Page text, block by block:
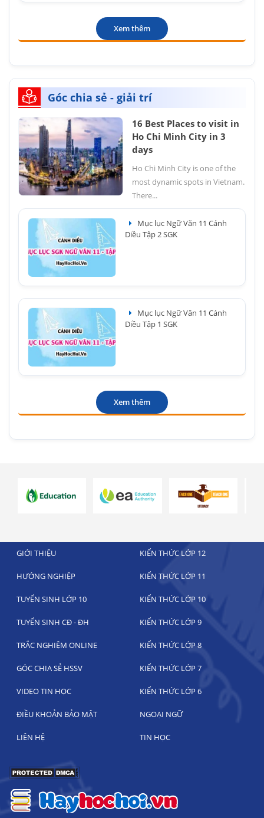
Xem thêm
Góc chia sẻ - giải trí
16 Best Places to visit in
Ho Chi Minh City in 3
days
Ho Chi Minh City is one of the
most dynamic spots in Vietnam.
There...
Mục lục Ngữ Văn 11 Cánh
Diều Tập 2 SGK
Mục lục Ngữ Văn 11 Cánh
Diều Tập 1 SGK
Xem thêm
GIỚI THIỆU KIẾN THỨC LỚP 12
HƯỚNG NGHIỆP KIẾN THỨC LỚP 11
TUYỂN SINH LỚP 10 KIẾN THỨC LỚP 10
TUYỂN SINH CĐ - ĐH KIẾN THỨC LỚP 9
TRẮC NGHIỆM ONLINE KIẾN THỨC LỚP 8
GÓC CHIA SẺ HSSV KIẾN THỨC LỚP 7
VIDEO TIN HỌC KIẾN THỨC LỚP 6
ĐIỀU KHOẢN BẢO MẬT NGOẠI NGỮ
LIÊN HỆ TIN HỌC